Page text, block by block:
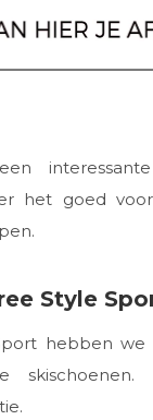
het goed
Style
hebben
skischoenen.